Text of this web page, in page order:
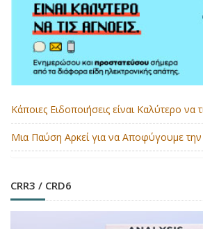
Κάποιες Ειδοποιήσεις είναι Καλύτερο να
Μια Παύση Αρκεί για να Αποφύγουμε την
CRR3 / CRD6